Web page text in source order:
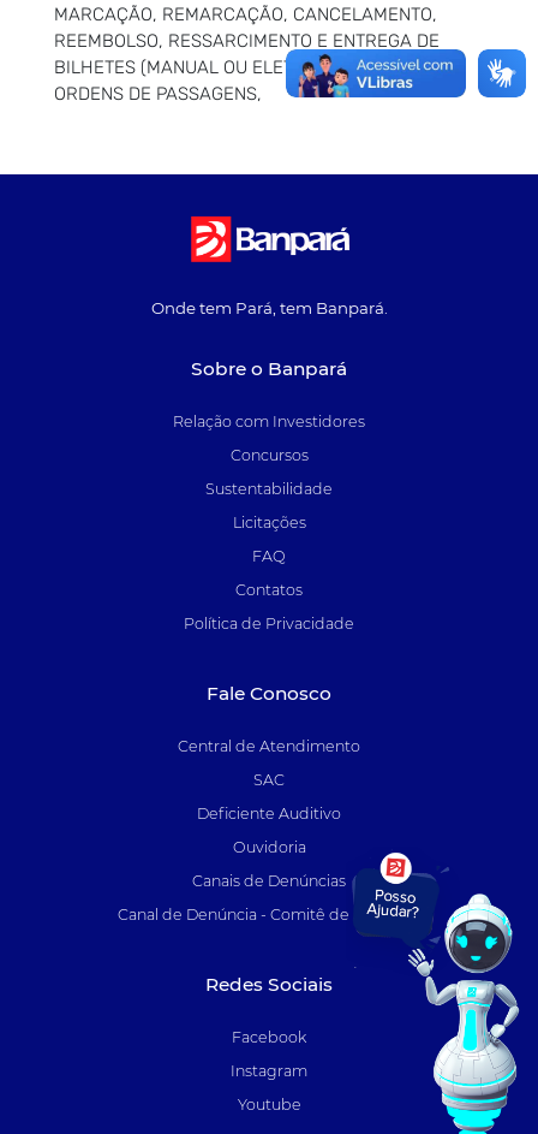
MARCAÇÃO, REMARCAÇÃO, CANCELAMENTO,
REEMBOLSO, RESSARCIMENTO E ENTREGA DE
BILHETES (MANUAL OU ELETRÔNICO) E/OU
ORDENS DE PASSAGENS,
Onde tem Pará, tem Banpará.
Sobre o Banpará
Relação com Investidores
Concursos
Sustentabilidade
Licitações
FAQ
Contatos
Política de Privacidade
Fale Conosco
Central de Atendimento
SAC
Deficiente Auditivo
Ouvidoria
Canais de Denúncias
Canal de Denúncia - Comitê de Auditoria
Redes Sociais
Facebook
Instagram
Youtube